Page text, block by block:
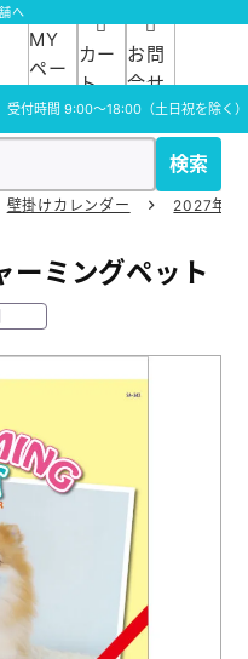
へ
検索
MY
ペー
ジ
カー
ト
お問
合せ
受付時間 9:00～18:00 （土日祝を除く）
壁掛けカレンダー 2027年の
ーミングペット